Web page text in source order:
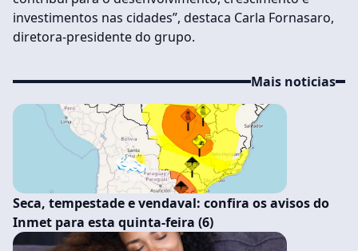
investimentos nas cidades”, destaca Carla Fornasaro,
diretora-presidente do grupo.
Mais noticias
Seca, tempestade e vendaval: confira os avisos do
Inmet para esta quinta-feira (6)